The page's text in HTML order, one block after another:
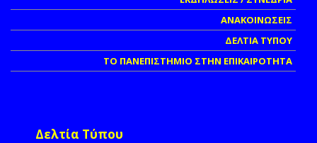
ΑΝΑΚΟΙΝΩΣΕΙΣ
ΔΕΛΤΙΑ ΤΥΠΟΥ
ΤΟ ΠΑΝΕΠΙΣΤΗΜΙΟ ΣΤΗΝ ΕΠΙΚΑΙΡΟΤΗΤΑ
Δελτία Τύπου